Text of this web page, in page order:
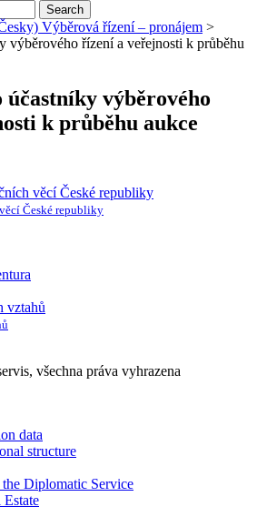
Výběrová řízení – pronájem >
výběrového řízení a veřejnosti k průběhu
výběrového
k průběhu aukce
České republiky
všechna práva vyhrazena
data
structure
Diplomatic Service